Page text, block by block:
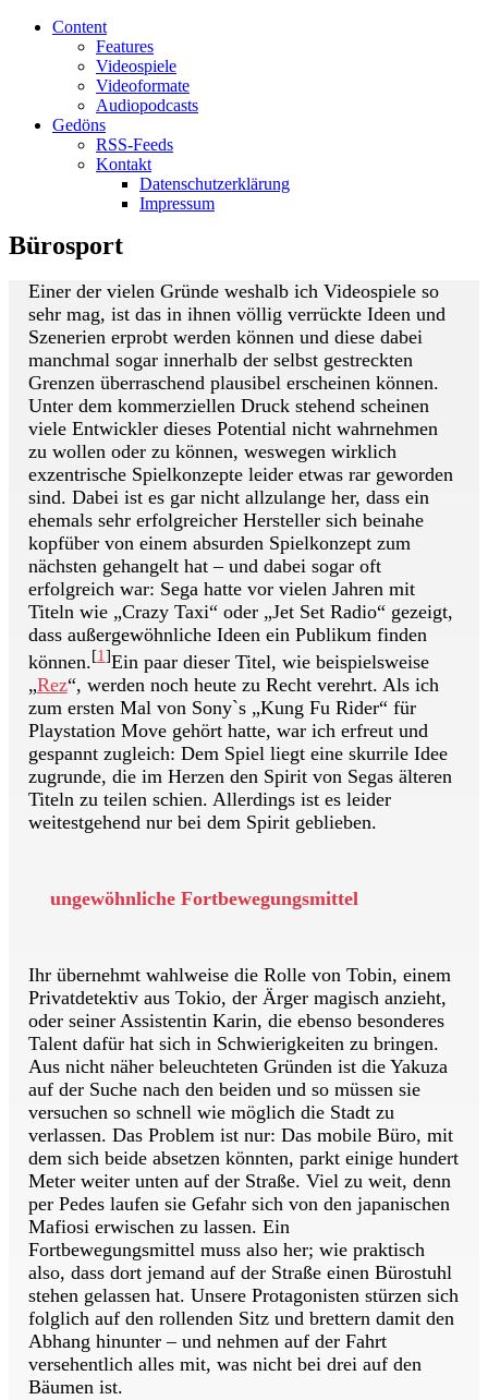
Content
Features
Videospiele
Videoformate
Audiopodcasts
Gedöns
RSS-Feeds
Kontakt
Datenschutzerklärung
Impressum
Bürosport
Einer der vielen Gründe weshalb ich Videospiele so
sehr mag, ist das in ihnen völlig verrückte Ideen und
Szenerien erprobt werden können und diese dabei
manchmal sogar innerhalb der selbst gestreckten
Grenzen überraschend plausibel erscheinen können.
Unter dem kommerziellen Druck stehend scheinen
viele Entwickler dieses Potential nicht wahrnehmen
zu wollen oder zu können, weswegen wirklich
exzentrische Spielkonzepte leider etwas rar geworden
sind. Dabei ist es gar nicht allzulange her, dass ein
ehemals sehr erfolgreicher Hersteller sich beinahe
kopfüber von einem absurden Spielkonzept zum
nächsten gehangelt hat – und dabei sogar oft
erfolgreich war: Sega hatte vor vielen Jahren mit
Titeln wie „Crazy Taxi“ oder „Jet Set Radio“ gezeigt,
dass außergewöhnliche Ideen ein Publikum finden
können.[1]Ein paar dieser Titel, wie beispielsweise
„Rez“, werden noch heute zu Recht verehrt. Als ich
zum ersten Mal von Sony`s „Kung Fu Rider“ für
Playstation Move gehört hatte, war ich erfreut und
gespannt zugleich: Dem Spiel liegt eine skurrile Idee
zugrunde, die im Herzen den Spirit von Segas älteren
Titeln zu teilen schien. Allerdings ist es leider
weitestgehend nur bei dem Spirit geblieben.
ungewöhnliche Fortbewegungsmittel
Ihr übernehmt wahlweise die Rolle von Tobin, einem
Privatdetektiv aus Tokio, der Ärger magisch anzieht,
oder seiner Assistentin Karin, die ebenso besonderes
Talent dafür hat sich in Schwierigkeiten zu bringen.
Aus nicht näher beleuchteten Gründen ist die Yakuza
auf der Suche nach den beiden und so müssen sie
versuchen so schnell wie möglich die Stadt zu
verlassen. Das Problem ist nur: Das mobile Büro, mit
dem sich beide absetzen könnten, parkt einige hundert
Meter weiter unten auf der Straße. Viel zu weit, denn
per Pedes laufen sie Gefahr sich von den japanischen
Mafiosi erwischen zu lassen. Ein
Fortbewegungsmittel muss also her; wie praktisch
also, dass dort jemand auf der Straße einen Bürostuhl
stehen gelassen hat. Unsere Protagonisten stürzen sich
folglich auf den rollenden Sitz und brettern damit den
Abhang hinunter – und nehmen auf der Fahrt
versehentlich alles mit, was nicht bei drei auf den
Bäumen ist.